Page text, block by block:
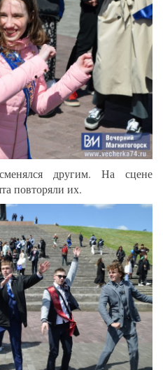
другим. На сцене
повторяли их.